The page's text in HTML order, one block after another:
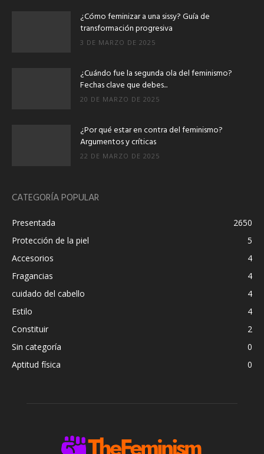
¿Cómo feminizar a una sissy? Guía de
transformación progresiva
3 DE MARZO DE 2025
¿Cuándo fue la segunda ola del feminismo?
Fechas clave que debes...
20 DE MARZO DE 2025
¿Por qué estar en contra del feminismo?
Argumentos y críticas
22 DE MARZO DE 2025
CATEGORÍA POPULAR
Presentada
2650
Protección de la piel
5
Accesorios
4
Fragancias
4
cuidado del cabello
4
Estilo
4
Constituir
2
Sin categoría
0
Aptitud física
0